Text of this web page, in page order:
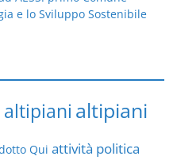
e lo Sviluppo Sostenibile
altipiani altipiani
Qui attività politica